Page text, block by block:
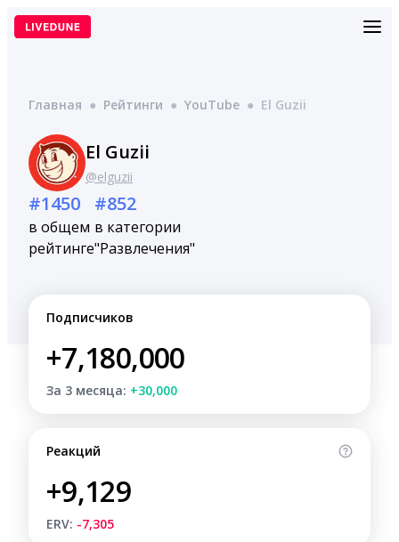
Перейти
Главная ● Рейтинги ● YouTube ● El Guzii
El Guzii
@elguzii
#1450
в общем
рейтинге
#852
в категории
"Развлечения"
Подписчиков
+7,180,000
За 3 месяца: +30,000
Реакций
+9,129
ERV: -7,305